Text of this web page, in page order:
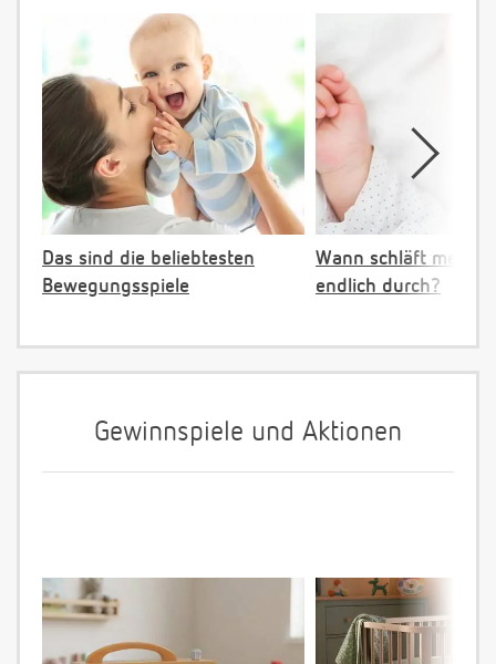
Das sind die beliebtesten
Bewegungsspiele
Wann schläft mein
endlich durch?
Gewinnspiele und Aktionen